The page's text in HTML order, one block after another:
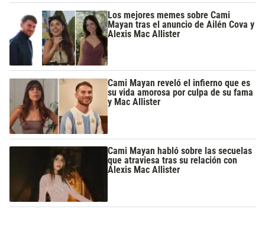
Los mejores memes sobre Cami
Mayan tras el anuncio de Ailén Cova y
Alexis Mac Allister
Cami Mayan reveló el infierno que es
su vida amorosa por culpa de su fama
y Mac Allister
Cami Mayan habló sobre las secuelas
que atraviesa tras su relación con
Alexis Mac Allister